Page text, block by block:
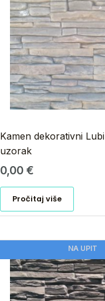
Kamen dekorativni
uzorak
0,00 €
Pročitaj više
NA UPIT